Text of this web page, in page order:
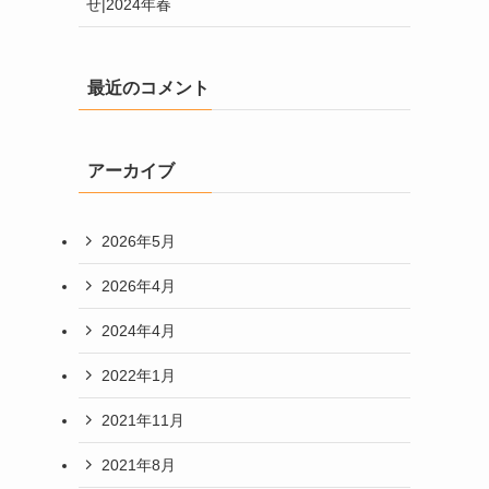
せ|2024年春
最近のコメント
アーカイブ
2026年5月
2026年4月
2024年4月
2022年1月
2021年11月
2021年8月